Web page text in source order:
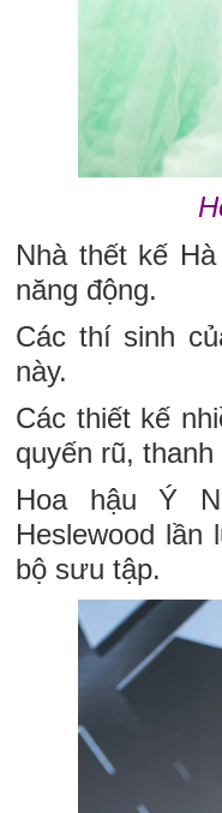
Nhà thết kế
năng động.
Các thí sinh
này.
Các thiết kế
quyến rũ,
Hoa hậu Ý
Heslewood
bộ sưu tập.